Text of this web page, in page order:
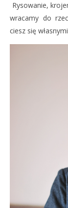
Rysowanie,
wracamy do
ciesz się